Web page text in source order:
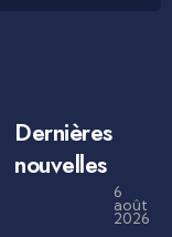
Dernières
nouvelles
6
août
2026